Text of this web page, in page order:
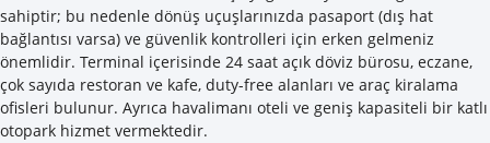
sahiptir; bu nedenle dönüş uçuşlarınızda pasaport (dış hat
bağlantısı varsa) ve güvenlik kontrolleri için erken gelmeniz
önemlidir. Terminal içerisinde 24 saat açık döviz bürosu, eczane,
çok sayıda restoran ve kafe, duty-free alanları ve araç kiralama
ofisleri bulunur. Ayrıca havalimanı oteli ve geniş kapasiteli bir katlı
otopark hizmet vermektedir.